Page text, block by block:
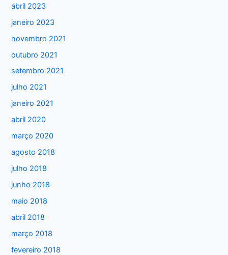
o
r
:
abril 2023
janeiro 2023
novembro 2021
outubro 2021
setembro 2021
julho 2021
janeiro 2021
abril 2020
março 2020
agosto 2018
julho 2018
junho 2018
maio 2018
abril 2018
março 2018
fevereiro 2018